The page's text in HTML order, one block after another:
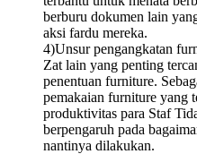
berburu dokumen lain
aksi fardu mereka.
4)Unsur pengangkatan
Zat lain yang penting
penentuan furniture.
pemakaian furniture yang
produktivitas para Staf
berpengaruh pada
nantinya dilakukan.